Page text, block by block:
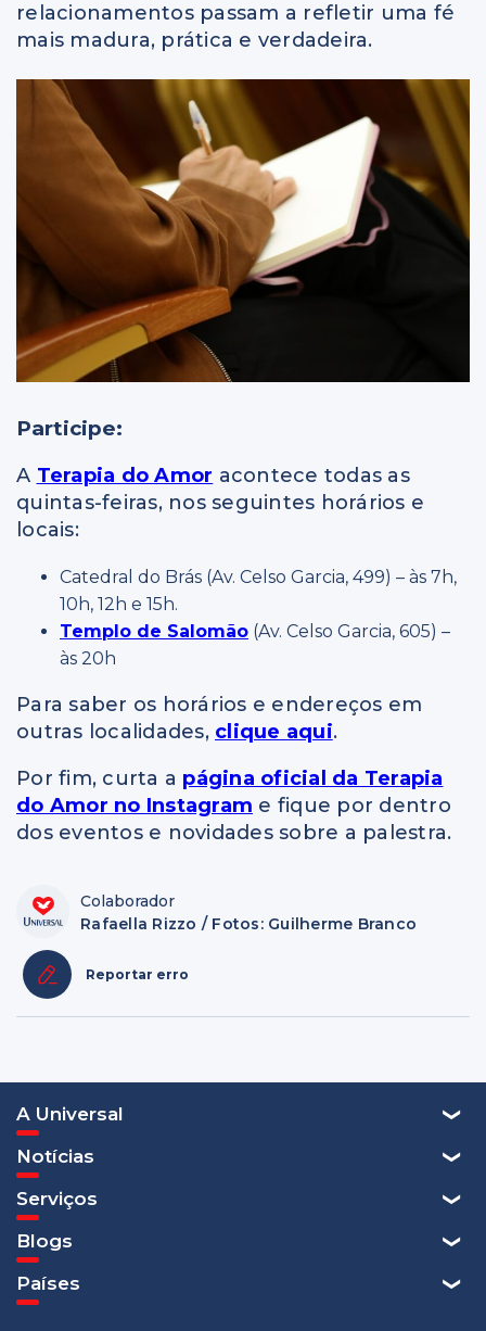
relacionamentos passam a refletir uma fé
mais madura, prática e verdadeira.
Participe:
A Terapia do Amor acontece todas as
quintas-feiras, nos seguintes horários e
locais:
Catedral do Brás (Av. Celso Garcia, 499) – às 7h,
10h, 12h e 15h.
Templo de Salomão (Av. Celso Garcia, 605) –
às 20h
Para saber os horários e endereços em
outras localidades, clique aqui.
Por fim, curta a página oficial da Terapia
do Amor no Instagram e fique por dentro
dos eventos e novidades sobre a palestra.
Colaborador
Rafaella Rizzo / Fotos: Guilherme Branco
Reportar erro
A Universal
Notícias
Serviços
Blogs
Países